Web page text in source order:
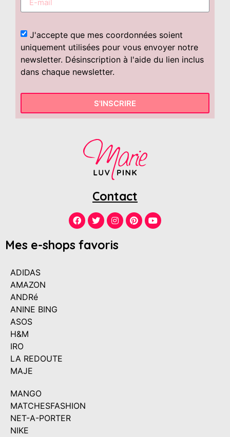
J'accepte que mes coordonnées soient
uniquement utilisées pour vous envoyer notre
newsletter. Désinscription à l'aide du lien inclus
dans chaque newsletter.
S'INSCRIRE
Contact
Mes e-shops favoris
ADIDAS
AMAZON
ANDRé
ANINE BING
ASOS
H&M
IRO
LA REDOUTE
MAJE
MANGO
MATCHESFASHION
NET-A-PORTER
NIKE